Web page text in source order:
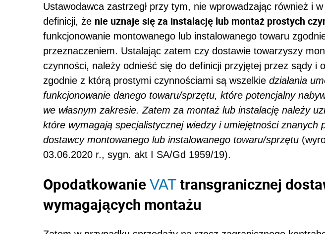
Ustawodawca zastrzegł przy tym, nie wprowadzając również i
definicji, że nie uznaje się za instalację lub montaż prostych
funkcjonowanie montowanego lub instalowanego towaru
przeznaczeniem. Ustalając zatem czy dostawie towarzyszy
czynności, należy odnieść się do definicji przyjętej przez sądy i
zgodnie z którą prostymi czynnościami są wszelkie działania
funkcjonowanie danego towaru/sprzętu, które potencjalny
we własnym zakresie. Zatem za montaż lub instalację należy
które wymagają specjalistycznej wiedzy i umiejętności znanych
dostawcy montowanego lub instalowanego towaru/sprzętu
03.06.2020 r., sygn. akt I SA/Gd 1959/19).
Opodatkowanie VAT transgranicznej
wymagających montażu